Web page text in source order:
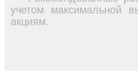
учетом максимальной
акциям.